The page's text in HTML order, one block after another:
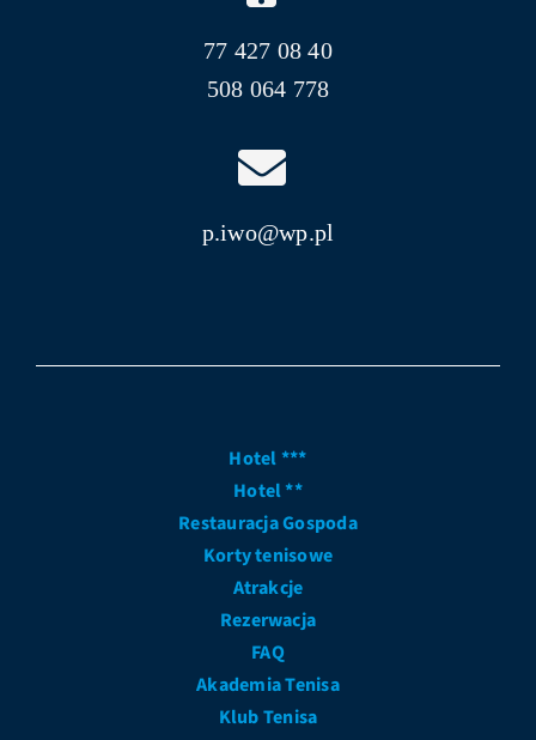
77 427 08 40
508 064 778
p.iwo@wp.pl
Hotel ***
Hotel **
Restauracja Gospoda
Korty tenisowe
Atrakcje
Rezerwacja
FAQ
Akademia Tenisa
Klub Tenisa